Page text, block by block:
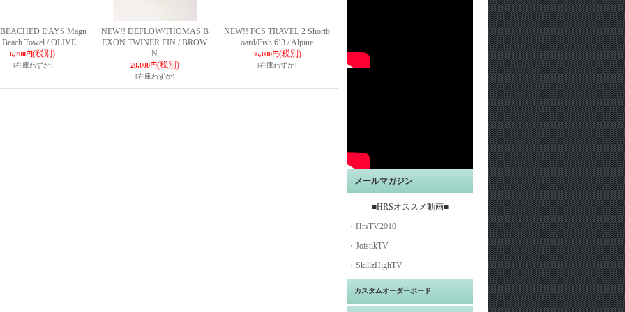
DAYS Magn
Beach Towel / OLIVE
6,700円(税別)
[在庫わずか]
NEW!! DEFLOW/THOMAS B
EXON TWINER FIN / BROW
N
20,000円(税別)
[在庫わずか]
NEW!! FCS TRAVEL 2 Shortb
oard/Fish 6’3 / Alpine
36,000円(税別)
[在庫わずか]
メールマガジン
■HRSオススメ動画■
・HrsTV2010
・JoistikTV
・SkillzHighTV
カスタムオーダーボード